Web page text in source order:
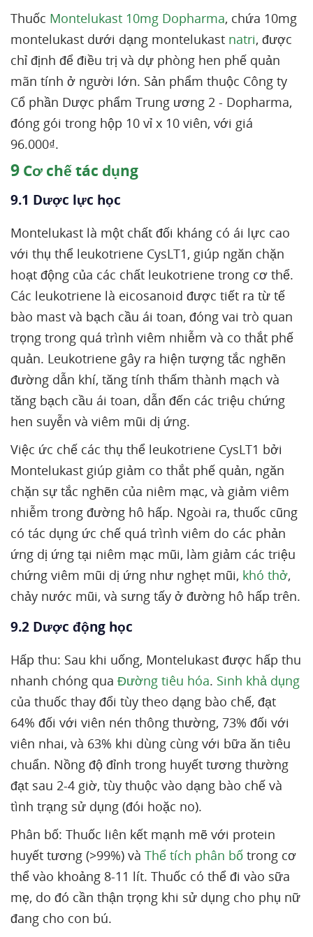
Thuốc Montelukast 10mg Dopharma, chứa 10mg
montelukast dưới dạng montelukast natri, được
chỉ định để điều trị và dự phòng hen phế quản
mãn tính ở người lớn. Sản phẩm thuộc Công ty
Cổ phần Dược phẩm Trung ương 2 - Dopharma,
đóng gói trong hộp 10 vỉ x 10 viên, với giá
96.000₫.
9 Cơ chế tác dụng
9.1 Dược lực học
Montelukast là một chất đối kháng có ái lực cao
với thụ thể leukotriene CysLT1, giúp ngăn chặn
hoạt động của các chất leukotriene trong cơ thể.
Các leukotriene là eicosanoid được tiết ra từ tế
bào mast và bạch cầu ái toan, đóng vai trò quan
trọng trong quá trình viêm nhiễm và co thắt phế
quản. Leukotriene gây ra hiện tượng tắc nghẽn
đường dẫn khí, tăng tính thấm thành mạch và
tăng bạch cầu ái toan, dẫn đến các triệu chứng
hen suyễn và viêm mũi dị ứng.
Việc ức chế các thụ thể leukotriene CysLT1 bởi
Montelukast giúp giảm co thắt phế quản, ngăn
chặn sự tắc nghẽn của niêm mạc, và giảm viêm
nhiễm trong đường hô hấp. Ngoài ra, thuốc cũng
có tác dụng ức chế quá trình viêm do các phản
ứng dị ứng tại niêm mạc mũi, làm giảm các triệu
chứng viêm mũi dị ứng như nghẹt mũi, khó thở,
chảy nước mũi, và sưng tấy ở đường hô hấp trên.
9.2 Dược động học
Hấp thu: Sau khi uống, Montelukast được hấp thu
nhanh chóng qua Đường tiêu hóa. Sinh khả dụng
của thuốc thay đổi tùy theo dạng bào chế, đạt
64% đối với viên nén thông thường, 73% đối với
viên nhai, và 63% khi dùng cùng với bữa ăn tiêu
chuẩn. Nồng độ đỉnh trong huyết tương thường
đạt sau 2-4 giờ, tùy thuộc vào dạng bào chế và
tình trạng sử dụng (đói hoặc no).
Phân bố: Thuốc liên kết mạnh mẽ với protein
huyết tương (>99%) và Thể tích phân bố trong cơ
thể vào khoảng 8-11 lít. Thuốc có thể đi vào sữa
mẹ, do đó cần thận trọng khi sử dụng cho phụ nữ
đang cho con bú.